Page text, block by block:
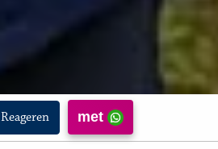
Reageren met